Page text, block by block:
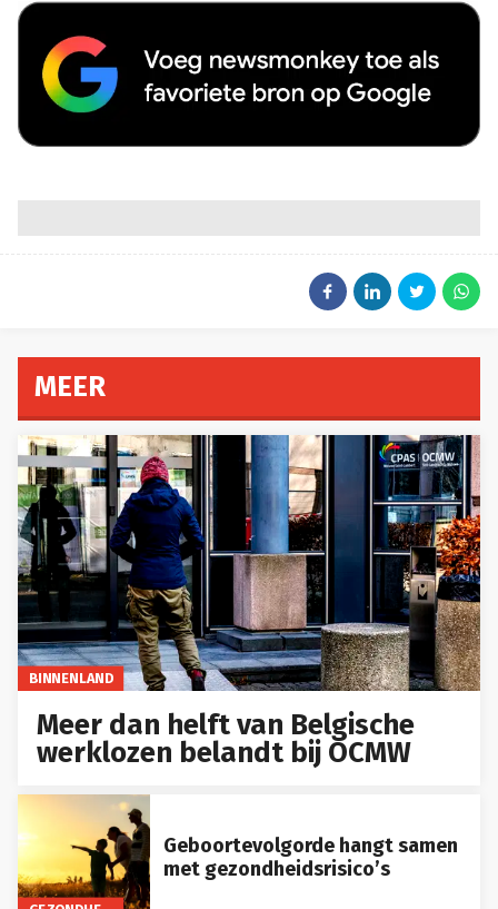
MEER
BINNENLAND
Meer dan helft van Belgische
werklozen belandt bij OCMW
Geboortevolgorde hangt samen
met gezondheidsrisico’s